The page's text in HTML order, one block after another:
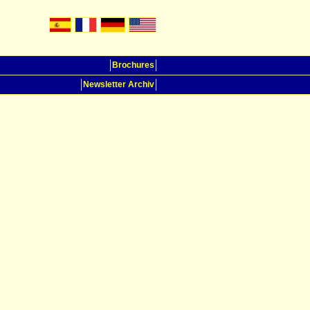
Brochures
Newsletter Archiv